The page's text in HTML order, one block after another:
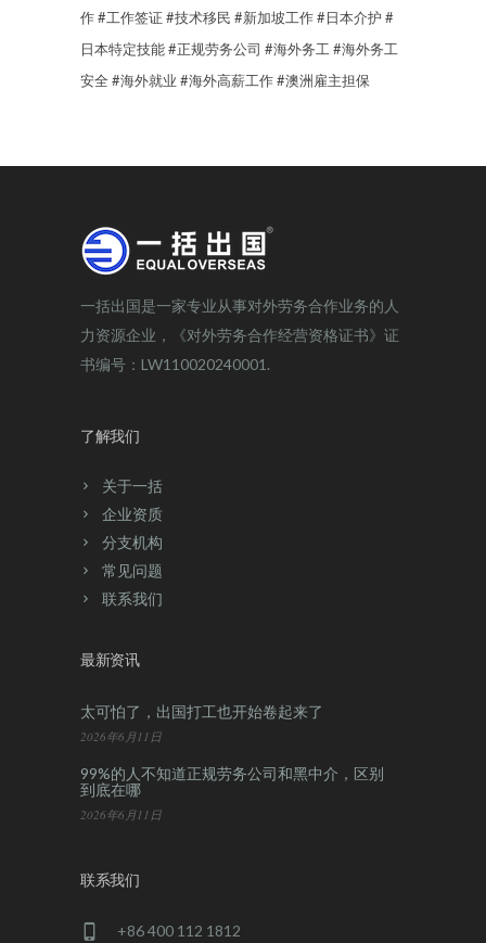
作#工作签证#技术移民 #新加坡工作#日本介护 #
日本特定技能#正规劳务公司 #海外务工 #海外务工
安全#海外就业 #海外高薪工作#澳洲雇主担保
一括出国是一家专业从事对外劳务合作业务的人
力资源企业，《对外劳务合作经营资格证书》证
书编号：LW110020240001.
了解我们
关于一括
企业资质
分支机构
常见问题
联系我们
最新资讯
太可怕了，出国打工也开始卷起来了
2026年6月11日
99%的人不知道正规劳务公司和黑中介，区别
到底在哪
2026年6月11日
联系我们
+86 400 112 1812